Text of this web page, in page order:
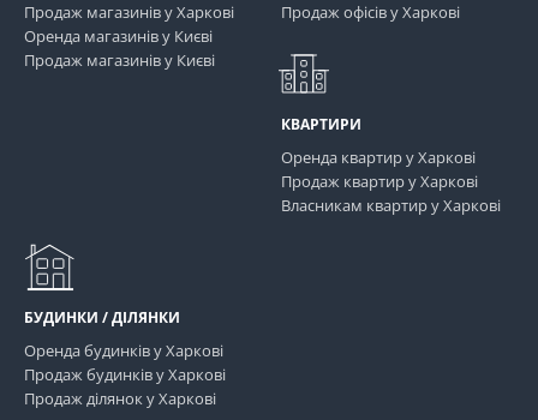
Продаж магазинів у Харкові
Оренда магазинів у Києві
Продаж магазинів у Києві
Продаж офісів у Харкові
КВАРТИРИ
Оренда квартир у Харкові
Продаж квартир у Харкові
Власникам квартир у Харкові
БУДИНКИ / ДІЛЯНКИ
Оренда будинків у Харкові
Продаж будинків у Харкові
Продаж ділянок у Харкові